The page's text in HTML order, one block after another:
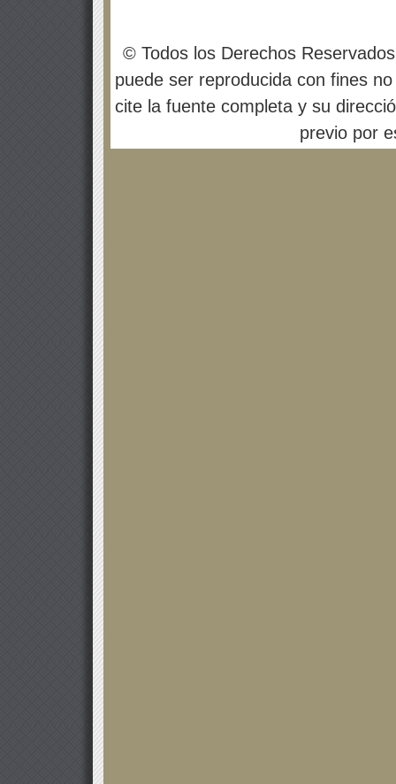
© Todos los Derechos
puede ser reproducida con fines
cite la fuente completa y su
previo por